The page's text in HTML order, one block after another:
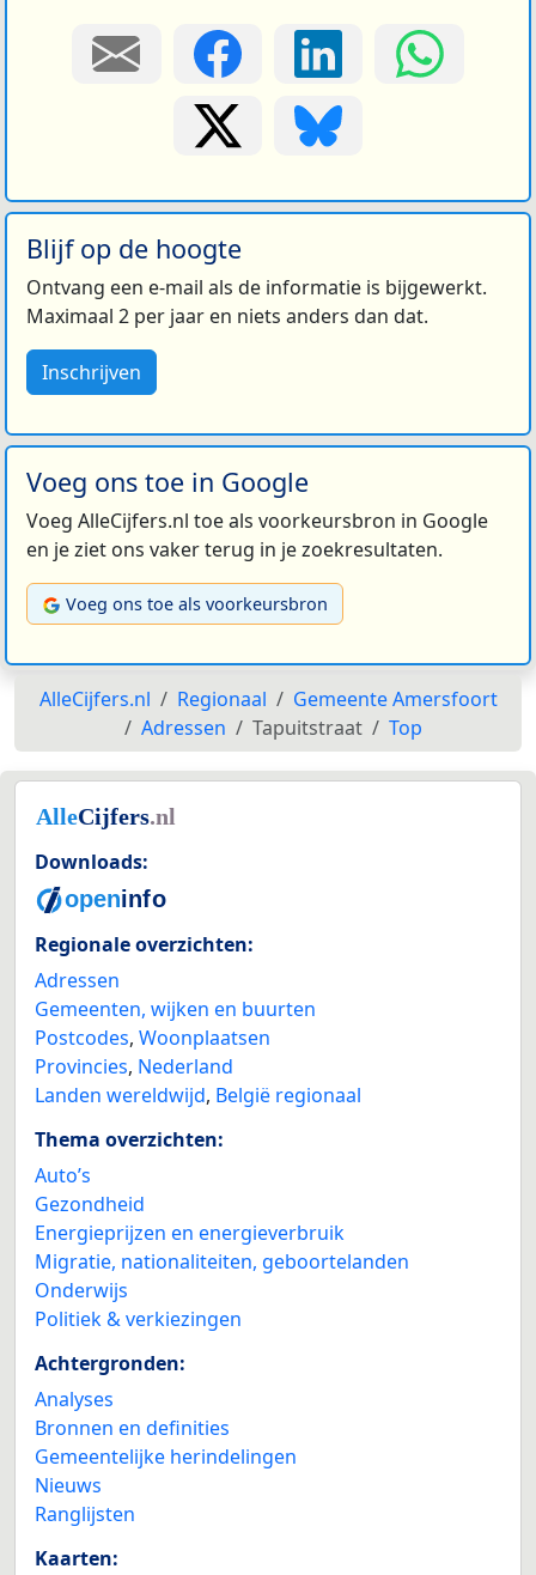
Blijf op de hoogte
Ontvang een e-mail als de informatie is bijgewerkt.
Maximaal 2 per jaar en niets anders dan dat.
Inschrijven
Voeg ons toe in Google
Voeg AlleCijfers.nl toe als voorkeursbron in Google
en je ziet ons vaker terug in je zoekresultaten.
Voeg ons toe als voorkeursbron
AlleCijfers.nl Regionaal
Gemeente Amersfoort
Adressen
Tapuitstraat Top
Downloads:
Regionale overzichten:
Adressen
Gemeenten, wijken en buurten
Postcodes, Woonplaatsen
Provincies, Nederland
Landen wereldwijd, België regionaal
Thema overzichten:
Auto’s
Gezondheid
Energieprijzen en energieverbruik
Migratie, nationaliteiten, geboortelanden
Onderwijs
Politiek & verkiezingen
Achtergronden:
Analyses
Bronnen en definities
Gemeentelijke herindelingen
Nieuws
Ranglijsten
Kaarten: